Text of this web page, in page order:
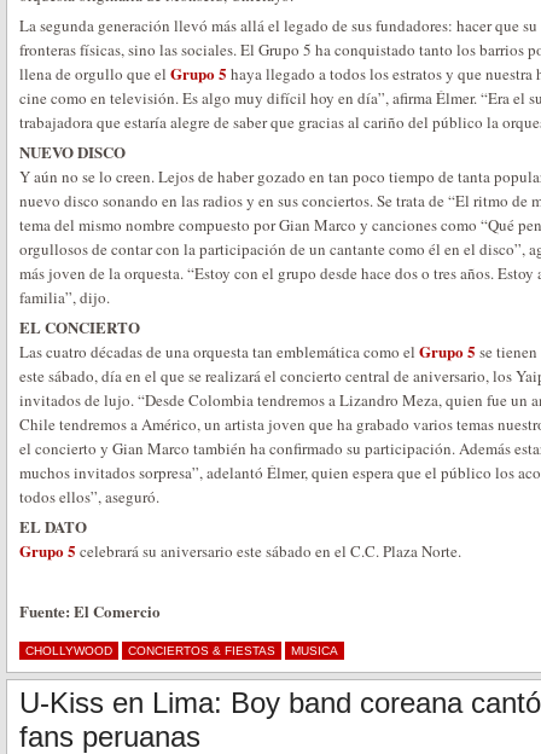
La segunda generación llevó más allá el legado de sus fundadores: hacer que
fronteras físicas, sino las sociales. El Grupo 5 ha conquistado tanto los barrios
llena de orgullo que el Grupo 5 haya llegado a todos los estratos y que
cine como en televisión. Es algo muy difícil hoy en día”, afirma Élmer. “Era el
trabajadora que estaría alegre de saber que gracias al cariño del público la
NUEVO DISCO
Y aún no se lo creen. Lejos de haber gozado en tan poco tiempo de tanta
nuevo disco sonando en las radios y en sus conciertos. Se trata de “El ritmo de
tema del mismo nombre compuesto por Gian Marco y canciones como “Qué
orgullosos de contar con la participación de un cantante como él en el disco”,
más joven de la orquesta. “Estoy con el grupo desde hace dos o tres años.
familia”, dijo.
EL CONCIERTO
Las cuatro décadas de una orquesta tan emblemática como el Grupo 5 se
este sábado, día en el que se realizará el concierto central de aniversario, los
invitados de lujo. “Desde Colombia tendremos a Lizandro Meza, quien fue un
Chile tendremos a Américo, un artista joven que ha grabado varios temas
el concierto y Gian Marco también ha confirmado su participación. Además
muchos invitados sorpresa”, adelantó Élmer, quien espera que el público los
todos ellos”, aseguró.
EL DATO
Grupo 5 celebrará su aniversario este sábado en el C.C. Plaza Norte.
Fuente: El Comercio
CHOLLYWOOD CONCIERTOS & FIESTAS MUSICA
U-Kiss en Lima: Boy band coreana
fans peruanas